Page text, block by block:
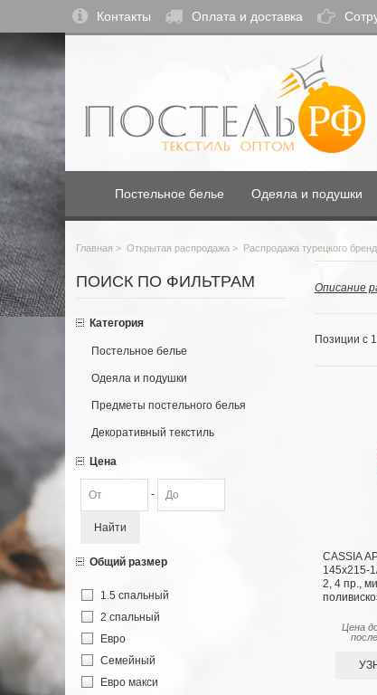
Контакты Оплата и доставка
Постельное белье Одеяла и подушки
Главная > Открытая распродажа > Распродажа турецкого
Описание
Позиции с
CASSIA
145х215-
2, 4 пр.,
Цена
ПОИСК ПО ФИЛЬТРАМ
Категория
Постельное белье
Одеяла и подушки
Предметы постельного белья
Декоративный текстиль
Цена
-
Найти
Общий размер
1.5 спальный
2 спальный
Евро
Семейный
Евро макси